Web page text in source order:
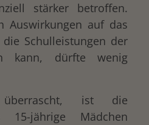
stärker betroffen.
Auswirkungen auf das
Schulleistungen der
kann, dürfte wenig
ist die
15-jährige Mädchen